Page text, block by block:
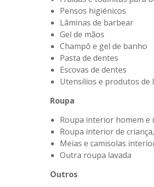
Pensos higiénicos
Lâminas de barbear
Gel de mãos
Champô e gel de banho
Pasta de dentes
Escovas de dentes
Utensílios e produtos de
Roupa
Roupa interior homem e
Roupa interior de
Meias e camisolas
Outra roupa lavada
Outros